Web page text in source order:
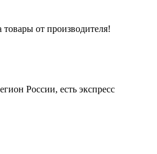
от производителя!
России, есть экспресс